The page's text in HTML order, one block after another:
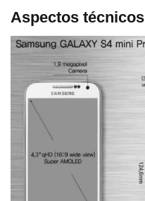
Aspectos técnicos